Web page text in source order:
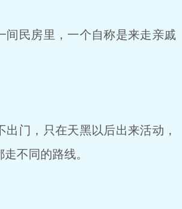
民房里，一个自称是来走亲戚
门，只在天黑以后出来活动，
不同的路线。